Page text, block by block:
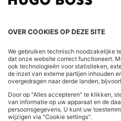
LAND
Herroeping indienen
Privacyverklaring Online Store